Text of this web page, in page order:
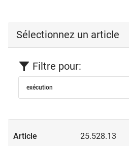
Sélectionnez un article
Filtre pour:
exécution
25.528.13